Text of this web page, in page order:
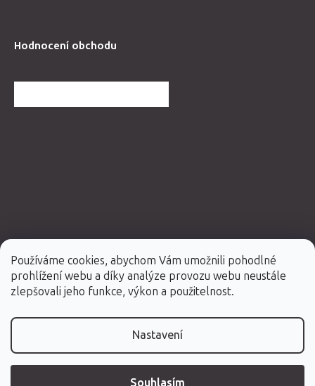
Používáme cookies, abychom Vám umožnili pohodlné
prohlížení webu a díky analýze provozu webu neustále
zlepšovali jeho funkce, výkon a použitelnost.
Nastavení
Souhlasím
Hodnocení obchodu
Vytvořil Shoptet Premium